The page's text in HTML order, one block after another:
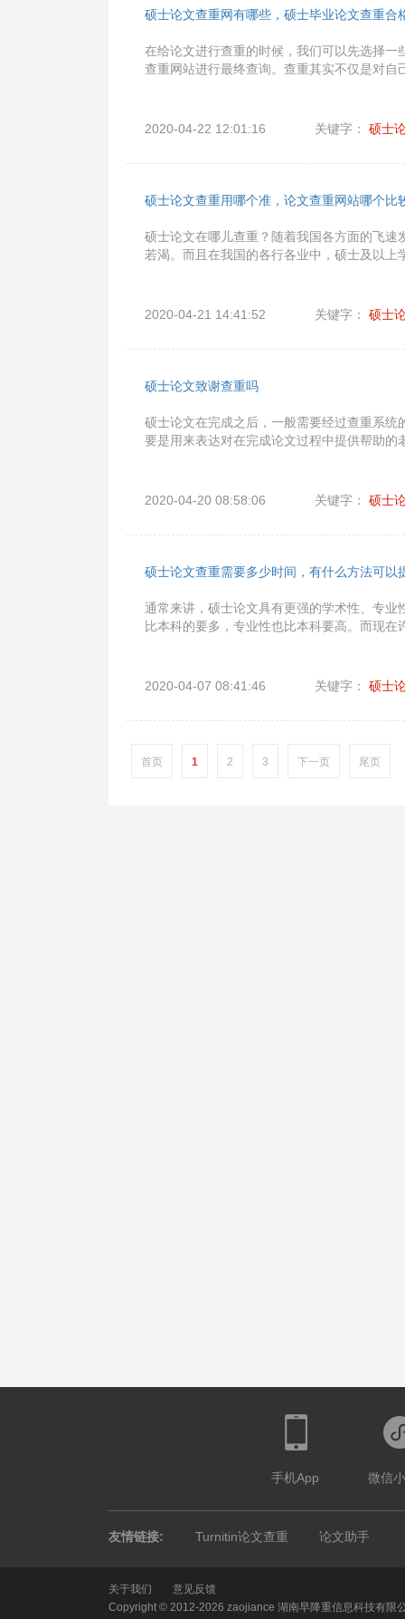
硕士论文查重网有哪些，硕士毕业论文查重合
在给论文进行查重的时候，我们可以先选择
查重网站进行最终查询。查重其实不仅是对
2020-04-22 12:01:16 关键字： 硕士
硕士论文查重用哪个准，论文查重网站哪个比
硕士论文在哪儿查重？随着我国各方面的飞
若渴。而且在我国的各行各业中，硕士及以
2020-04-21 14:41:52 关键字： 硕士
硕士论文致谢查重吗
硕士论文在完成之后，一般需要经过查重系
要是用来表达对在完成论文过程中提供帮助
2020-04-20 08:58:06 关键字： 硕士
硕士论文查重需要多少时间，有什么方法可以
通常来讲，硕士论文具有更强的学术性、专
比本科的要多，专业性也比本科要高。而现
2020-04-07 08:41:46 关键字： 硕士
首页 1 2 3 下一页 尾页
手机App 微信
友情链接: Turnitin论文查重 论文助手
关于我们
意见反馈
Copyright © 2012-2026 zaojiance 湖南早降重信息科技有限